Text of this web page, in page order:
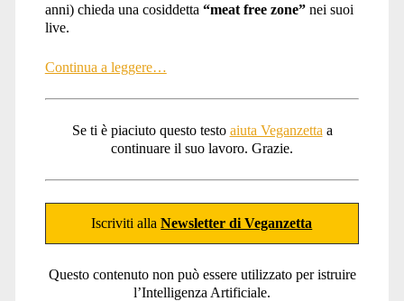
anni) chieda una cosiddetta “meat free zone”nei suoi
live.
Continua a leggere…
Se ti è piaciuto questo testo aiuta Veganzetta a
continuare il suo lavoro. Grazie.
Iscriviti allaNewsletter di Veganzetta
Questo contenuto non può essere utilizzato per istruire
l’Intelligenza Artificiale.